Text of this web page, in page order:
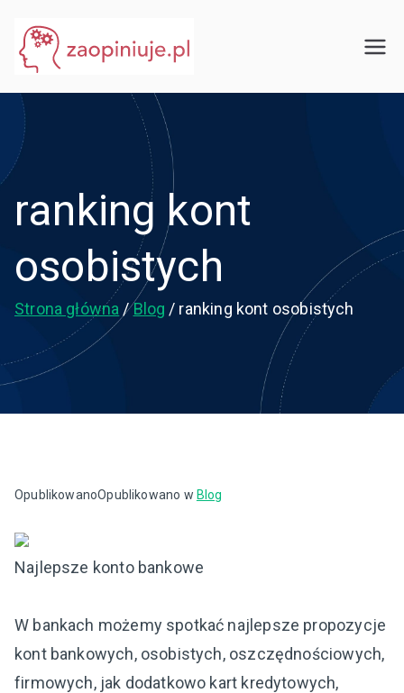
treści
ranking kont
osobistych
Strona główna Blog ranking kont osobistych
OpublikowanoOpublikowano w Blog
Najlepsze konto bankowe
W bankach możemy spotkać najlepsze propozycje
kont bankowych, osobistych, oszczędnościowych,
firmowych, jak dodatkowo kart kredytowych,